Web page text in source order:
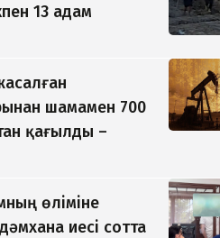
13 адам
шамамен 700
қағылды –
өліміне
иесі сотта